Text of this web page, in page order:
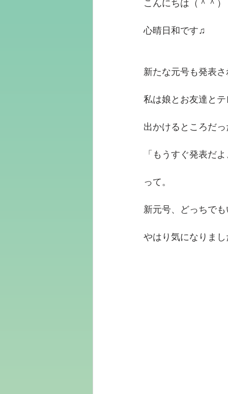
こんにちは（＾＾）
心晴日和です♫
新たな元号も発表
私は娘とお友達と
出かけるところだっ
「もうすぐ発表だ
って。
新元号、どっちで
やはり気になりまし